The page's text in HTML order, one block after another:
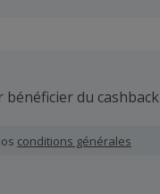
du cashback
conditions générales